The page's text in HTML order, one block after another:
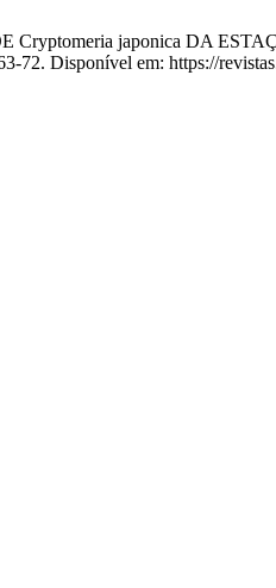
Cryptomeria japonica DA
72. Disponível em: https://